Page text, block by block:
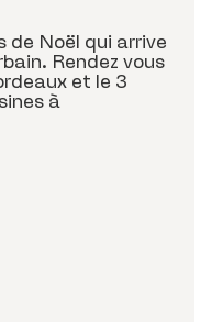
de Noël qui arrive
Rendez vous
et le 3
à